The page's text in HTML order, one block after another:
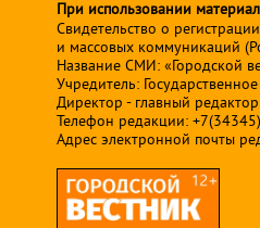
При использовании
Свидетельство о
и массовых коммуникаций
Название СМИ: «Городской
Учредитель:
Директор - главный
Телефон редакции:
Адрес электронной почты